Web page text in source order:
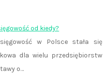
od kiedy?
w Polsce stała się
dla wielu przedsiębiorstw
o…